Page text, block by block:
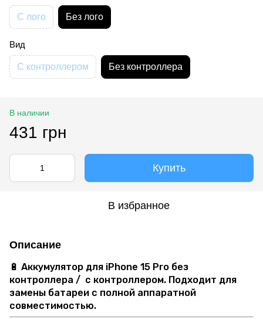
С лого Без лого
Вид
С контроллером Без контроллера
В наличии
431 грн
Купить
В избранное
Описание
🔋 Аккумулятор для iPhone 15 Pro без
контроллера / с контроллером. Подходит для
замены батареи с полной аппаратной
совместимостью.